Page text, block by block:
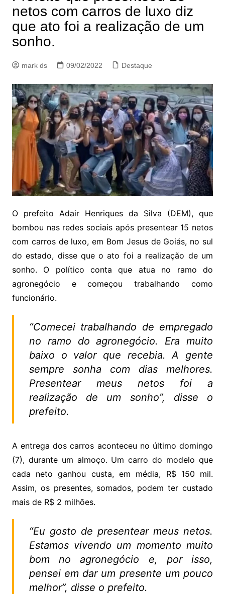
netos com carros de luxo diz
que ato foi a realização de um
sonho.
mark ds 09/02/2022 Destaque
O prefeito Adair Henriques da Silva (DEM), que
bombou nas redes sociais após presentear 15 netos
com carros de luxo, em Bom Jesus de Goiás, no sul
do estado, disse que o ato foi a realização de um
sonho. O político conta que atua no ramo do
agronegócio e começou trabalhando como
funcionário.
“Comecei trabalhando de empregado
no ramo do agronegócio. Era muito
baixo o valor que recebia. A gente
sempre sonha com dias melhores.
Presentear meus netos foi a
realização de um sonho”, disse o
prefeito.
A entrega dos carros aconteceu no último domingo
(7), durante um almoço. Um carro do modelo que
cada neto ganhou custa, em média, R$ 150 mil.
Assim, os presentes, somados, podem ter custado
mais de R$ 2 milhões.
“Eu gosto de presentear meus netos.
Estamos vivendo um momento muito
bom no agronegócio e, por isso,
pensei em dar um presente um pouco
melhor”, disse o prefeito.